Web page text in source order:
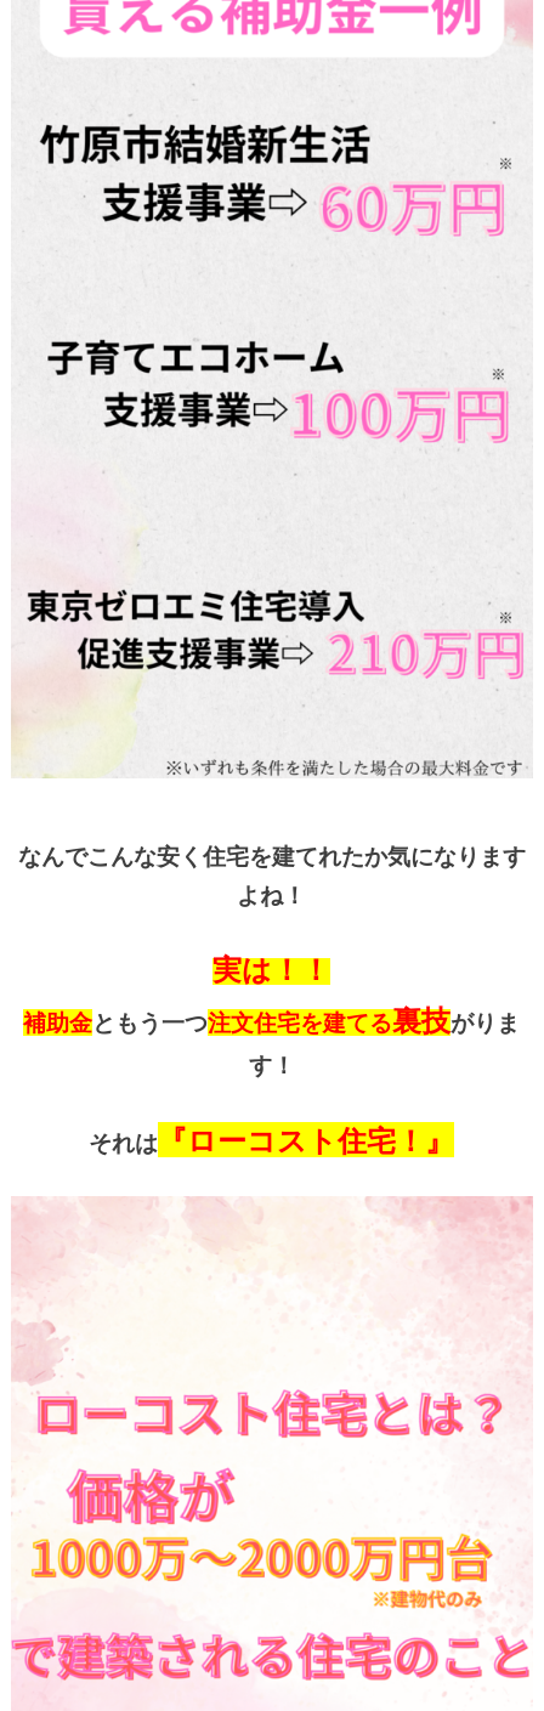
なんでこんな安く住宅を建てれたか気になります
よね！
実は！！
補助金ともう一つ注文住宅を建てる裏技がりま
す！
それは 『ローコスト住宅！』